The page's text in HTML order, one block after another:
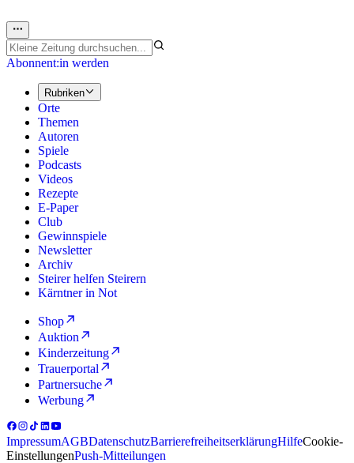
Abonnent:in werden
Rubriken
Orte
Themen
Autoren
Spiele
Podcasts
Videos
Rezepte
E-Paper
Club
Gewinnspiele
Newsletter
Archiv
Steirer helfen Steirern
Kärntner in Not
Shop
Auktion
Kinderzeitung
Trauerportal
Partnersuche
Werbung
ImpressumAGBDatenschutzBarrierefreiheitserklärungHilfeCookie-
EinstellungenPush-Mitteilungen